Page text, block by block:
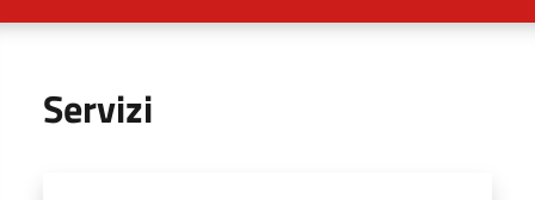
Servizi